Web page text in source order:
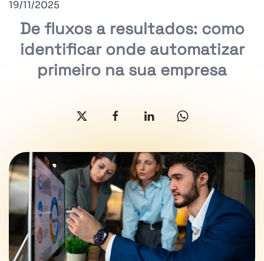
19/11/2025
De fluxos a resultados: como
identificar onde automatizar
primeiro na sua empresa